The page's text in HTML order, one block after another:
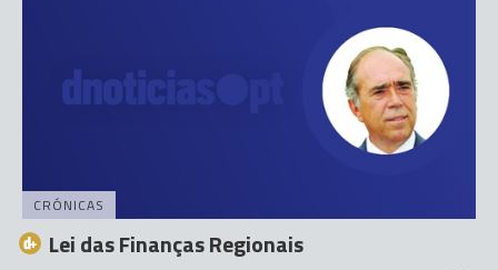
CRÓNICAS
Lei das Finanças Regionais